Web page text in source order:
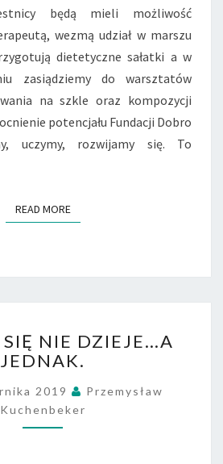
D
Z
I
A
N
I
będą mieli możliwość
wezmą udział w marszu
dietetyczne sałatki a w
zasiądziemy do warsztatów
na szkle oraz kompozycji
potencjału Fundacji Dobro
uczymy, rozwijamy się. To
READ MOREREAD MORE
I
B
N
I
C
NIE DZIEJE…A
JEDNAK.
2019
Przemysław
Kuchenbeker